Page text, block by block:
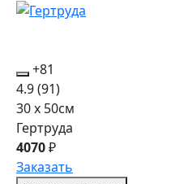
+81
4.9(91)
30 x 50см
Гертруда
4070₽
Заказать